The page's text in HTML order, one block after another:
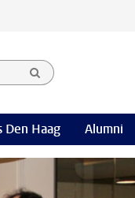
Den Haag Alumni